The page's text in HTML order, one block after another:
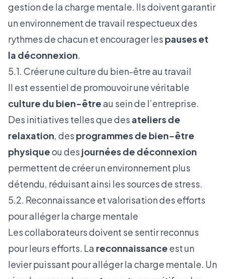
gestion de la charge mentale. Ils doivent garantir
un environnement de travail respectueux des
rythmes de chacun et encourager les pauses et
la déconnexion.
5.1. Créer une culture du bien-être au travail
Il est essentiel de promouvoir une véritable
culture du bien-êtreau sein de l’entreprise.
Des initiatives telles que des ateliers de
relaxation, des programmes de bien-être
physiqueou des journées de déconnexion
permettent de créer un environnement plus
détendu, réduisant ainsi les sources de stress.
5.2. Reconnaissance et valorisation des efforts
pour alléger la charge mentale
Les collaborateurs doivent se sentir reconnus
pour leurs efforts. La reconnaissance est un
levier puissant pour alléger la charge mentale. Un